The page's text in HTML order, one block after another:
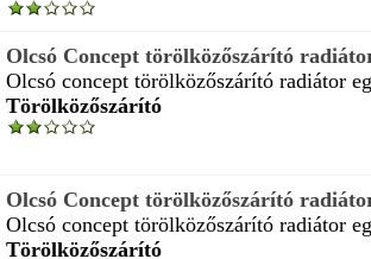
Olcsó Concept törölközőszárító
Olcsó concept törölközőszárító radiátor
Törölközőszárító
Olcsó Concept törölközőszárító
Olcsó concept törölközőszárító radiátor
Törölközőszárító